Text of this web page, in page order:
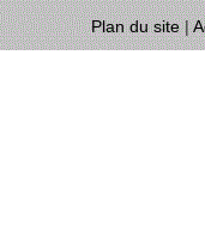
Plan du site|